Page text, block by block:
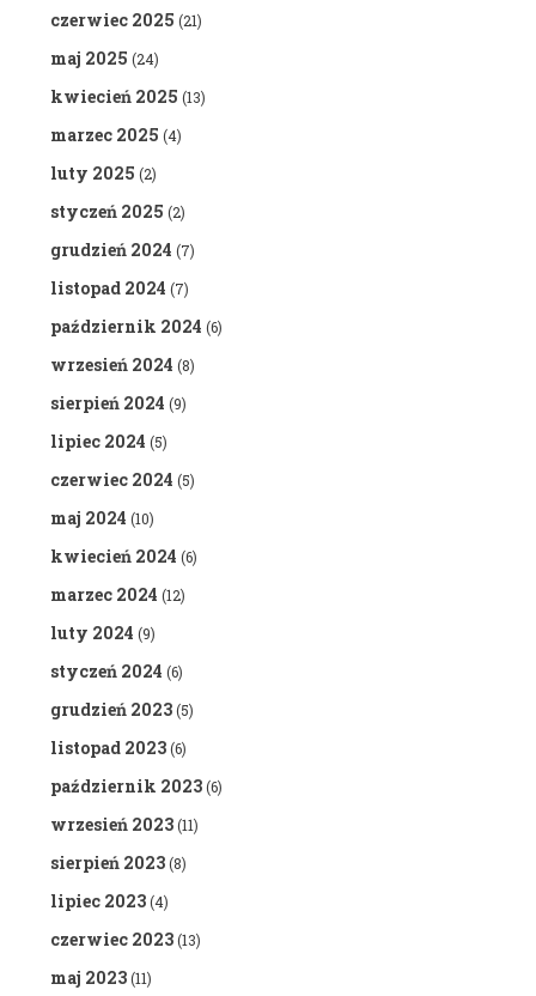
czerwiec 2025 (21)
maj 2025 (24)
kwiecień 2025 (13)
marzec 2025 (4)
luty 2025 (2)
styczeń 2025 (2)
grudzień 2024 (7)
listopad 2024 (7)
październik 2024 (6)
wrzesień 2024 (8)
sierpień 2024 (9)
lipiec 2024 (5)
czerwiec 2024 (5)
maj 2024 (10)
kwiecień 2024 (6)
marzec 2024 (12)
luty 2024 (9)
styczeń 2024 (6)
grudzień 2023(5)
listopad 2023(6)
październik 2023(6)
wrzesień 2023(11)
sierpień 2023(8)
lipiec 2023(4)
czerwiec 2023(13)
maj 2023(11)